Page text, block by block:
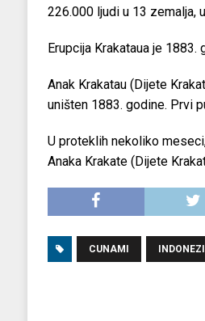
226.000 ljudi u 13 zemalja,
Erupcija Krakataua je
Anak Krakatau (Dijete
uništen 1883. godine. Prvi
U proteklih nekoliko
Anaka Krakate (Dijete
CUNAMI